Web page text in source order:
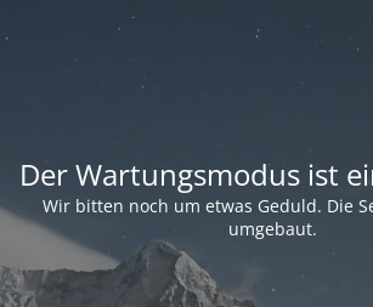
Der Wartungsmodus ist
Wir bitten noch um etwas Geduld. Die
umgebaut.